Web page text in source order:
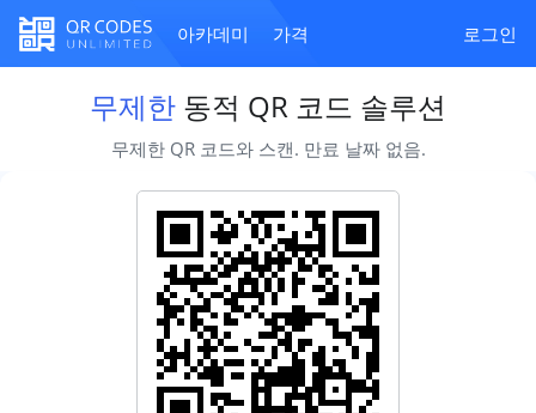
아카데미 가격 로그인
무제한 동적 QR 코드 솔루션
무제한 QR 코드와 스캔. 만료 날짜 없음.